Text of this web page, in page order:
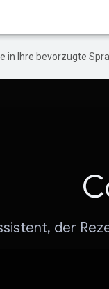
in Ihre bevorzugte
der